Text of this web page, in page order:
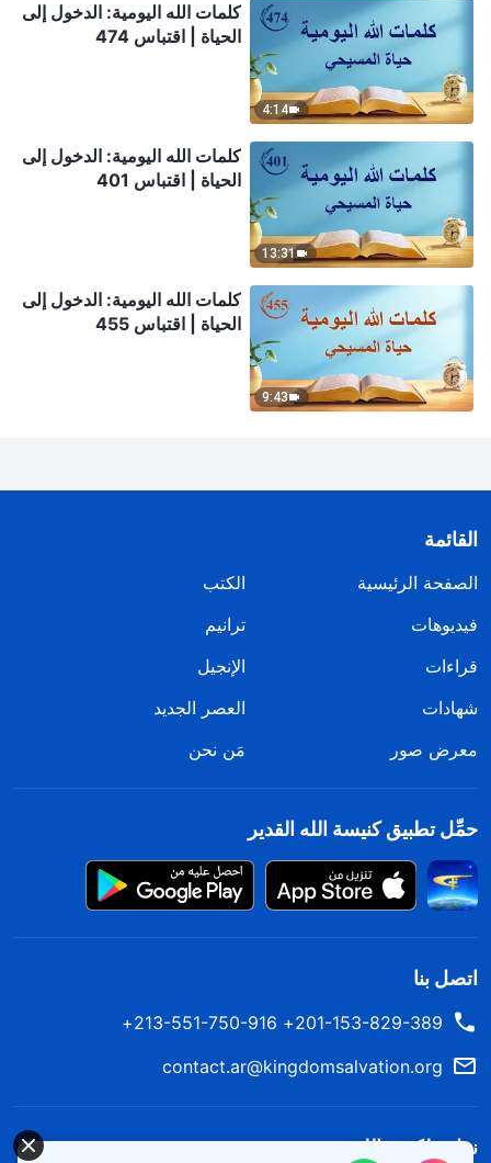
4:14
كلمات الله اليومية: الدخول إلى
الحياة | اقتباس 474
13:31
كلمات الله اليومية: الدخول إلى
الحياة | اقتباس 401
9:43
كلمات الله اليومية: الدخول إلى
الحياة | اقتباس 455
القائمة
الصفحة الرئيسية
الكتب
فيديوهات
ترانيم
قراءات
الإنجيل
شهادات
العصر الجديد
معرض صور
مَن نحن
حمِّل تطبيق كنيسة الله القدير
اتصل بنا
201-153-829-389+ 213-551-750-916+
contact.ar@kingdomsalvation.org
نزل ملكوت الله.